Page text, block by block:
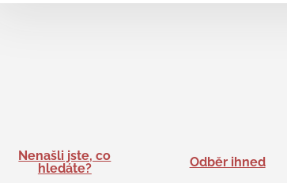
Nenašli jste, co
hledáte?
Odběr ihned